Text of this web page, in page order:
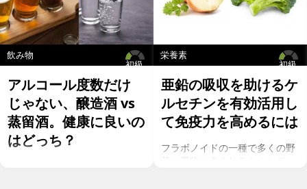
初級
飲み物
アルコール度数だけ
じゃない、醸造酒 vs
蒸留酒。健康に良いの
はどっち？
初級
栄養素
亜鉛の吸収を助けるケ
ルセチンを有効活用し
て免疫力を高めるには
フラボノイドの一種で多くの野
菜や果物に含まれるケルセチ